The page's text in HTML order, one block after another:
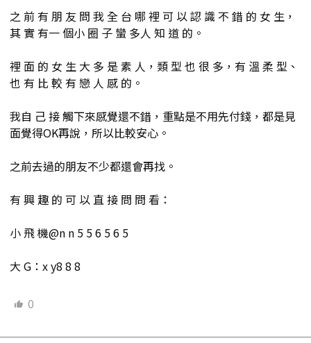
之 前 有 朋 友 問 我 全 台 哪 裡 可 以 認 識 不 錯 的 女 生，
其 實 有一 個小 圈 子 蠻 多人 知 道 的。
裡 面 的 女 生 大 多 是 素 人，類 型 也 很 多，有 溫 柔 型、
也 有 比 較 有 戀 人 感 的。
我自 己 接 觸下來感覺還不錯，重點是不用先付錢，都是見
面覺得OK再說，所以比較安心。
之前去過的朋友不少都還會再找。
有 興 趣 的 可 以 直 接 問 問 看：
小 飛 機@n n 5 5 6 5 6 5
大 G：x y8 8 8
0